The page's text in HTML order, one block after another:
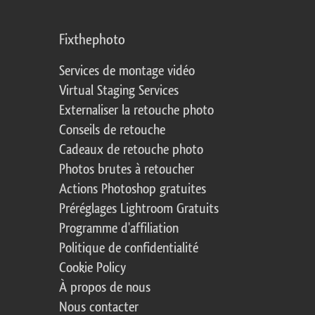
Fixthephoto
Services de montage vidéo
Virtual Staging Services
Externaliser la retouche photo
Conseils de retouche
Cadeaux de retouche photo
Photos brutes à retoucher
Actions Photoshop gratuites
Préréglages Lightroom Gratuits
Programme d'affiliation
Politique de confidentialité
Cookie Policy
À propos de nous
Nous contacter